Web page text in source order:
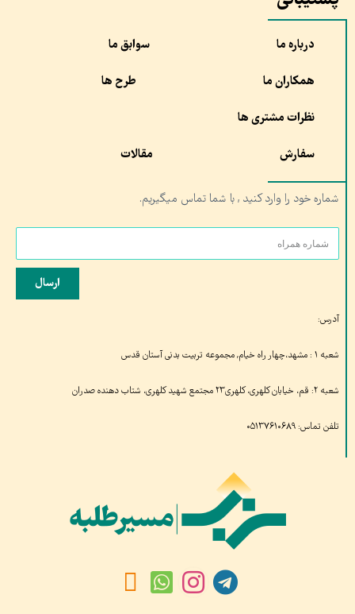
درباره ما سوابق ما
همکاران ما طرح ها
نظرات مشتری ها
سفارش مقالات
شماره خود را وارد کنید , با شما تماس میگیریم.
ارسال
آدرس:
شعبه ۱ : مشهد،چهار راه خیام, مجموعه تربیت بدنی آستان قدس
شعبه ۲: قم، خیابان کلهری، کلهری۲۳ مجتمع شهید کلهری، شتاب دهنده صدران
تلفن تماس: ۰۵۱۳۷۶۱۰۶۸۹